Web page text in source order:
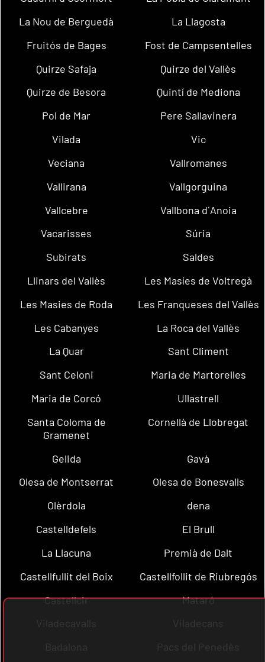
La Nou de Berguedà
La Llagosta
Fruitós de Bages
Fost de Campsentelles
Quirze Safaja
Quirze del Vallès
Quirze de Besora
Quintí de Mediona
Pol de Mar
Pere Sallavinera
Vilada
Vic
Veciana
Vallromanes
Vallirana
Vallgorguina
Vallcebre
Vallbona d´Anoia
Vacarisses
Súria
Subirats
Saldes
Llinars del Vallès
Les Masíes de Voltregà
Les Masies de Roda
Les Franqueses del Vallès
Les Cabanyes
La Roca del Vallès
La Quar
Sant Climent
Sant Celoni
Maria de Martorelles
Maria de Corcó
Ullastrell
Santa Coloma de
Gramenet
Cornellà de Llobregat
Gelida
Gavà
Olesa de Montserrat
Olesa de Bonesvalls
Olèrdola
dena
Castelldefels
El Brull
La Llacuna
Premià de Dalt
Castellfullit del Boix
Castellfollit de Riubregós
Castellcir
Mataró
Viladecavalls
Viladecans
Badalona
Pacs del Penedès